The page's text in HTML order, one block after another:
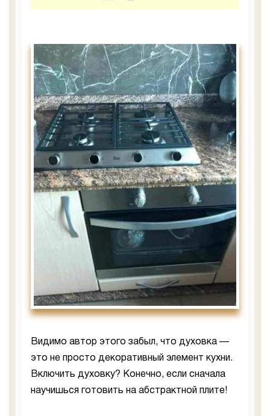
Видимо автор этого забыл, что духовка —
это не просто декоративный элемент кухни.
Включить духовку? Конечно, если сначала
научишься готовить на абстрактной плите!